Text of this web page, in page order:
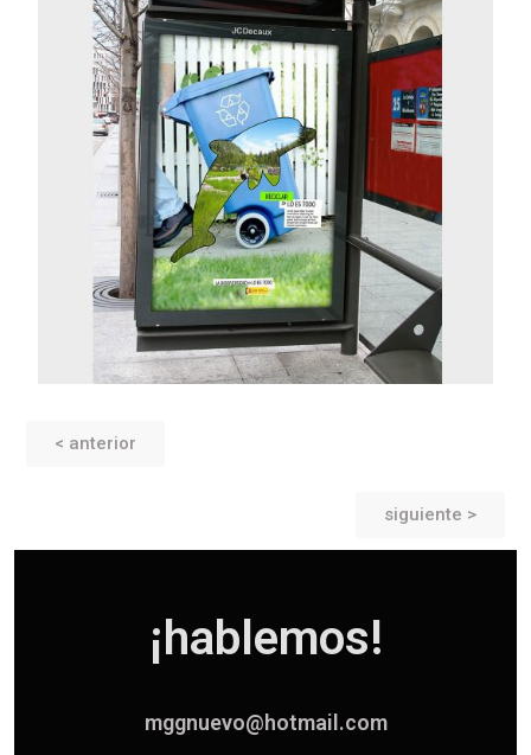
< anterior
siguiente >
¡hablemos!
mggnuevo@hotmail.com